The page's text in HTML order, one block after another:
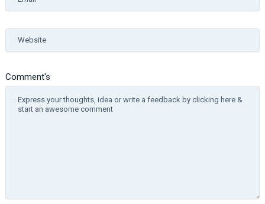
Comment's
Website